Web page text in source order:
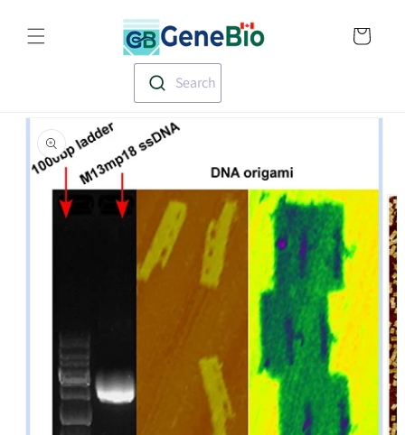
content
Search
Skip to
product
information